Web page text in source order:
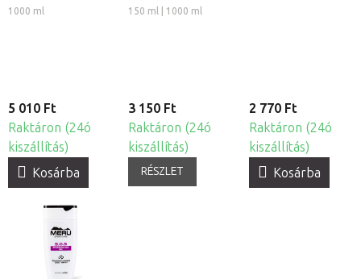
izomlazító
1000 ml
5 010 Ft
Raktáron (24ó
kiszállítás)
Kosárba
regeneráló
150 ml | 1000 ml
3 150 Ft
Raktáron (24ó
kiszállítás)
RÉSZLET
2 770 Ft
Raktáron (24ó
kiszállítás)
Kosárba